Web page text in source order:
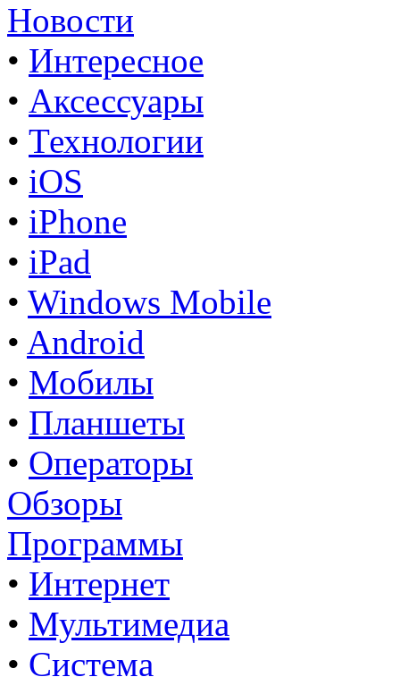
Новости
• Интересное
• Аксессуары
• Технологии
• iOS
• iPhone
• iPad
• Windows Mobile
• Android
• Мобилы
• Планшеты
• Операторы
Обзоры
Программы
• Интернет
• Мультимедиа
• Система